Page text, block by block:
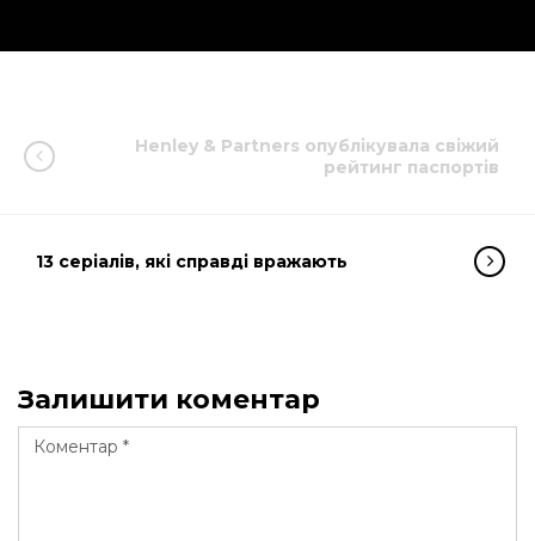
Henley & Partners опублікувала свіжий
рейтинг паспортів
13 серіалів, які справді вражають
Залишити коментар